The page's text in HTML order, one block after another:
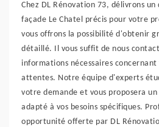
Chez DL Rénovation 73, délivrons un
façade Le Chatel précis pour votre
vous offrons la possibilité d'obtenir
détaillé. Il vous suffit de nous
informations nécessaires
attentes. Notre équipe d'experts
votre demande et vous proposera un
adapté à vos besoins spécifiques.
opportunité offerte par DL